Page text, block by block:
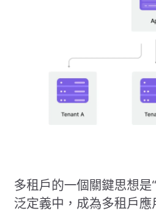
多租戶的一個關鍵思想是
泛定義中，成為多租戶